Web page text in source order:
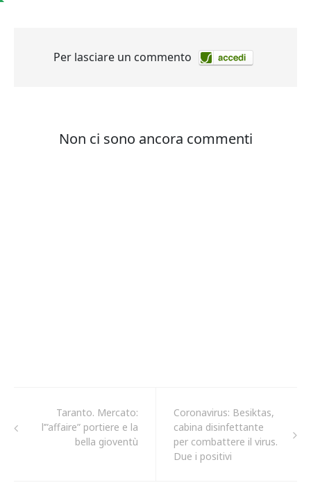
Taranto. Mercato:
l’”affaire” portiere e la
bella gioventù
Coronavirus: Besiktas,
cabina disinfettante
per combattere il virus.
Due i positivi